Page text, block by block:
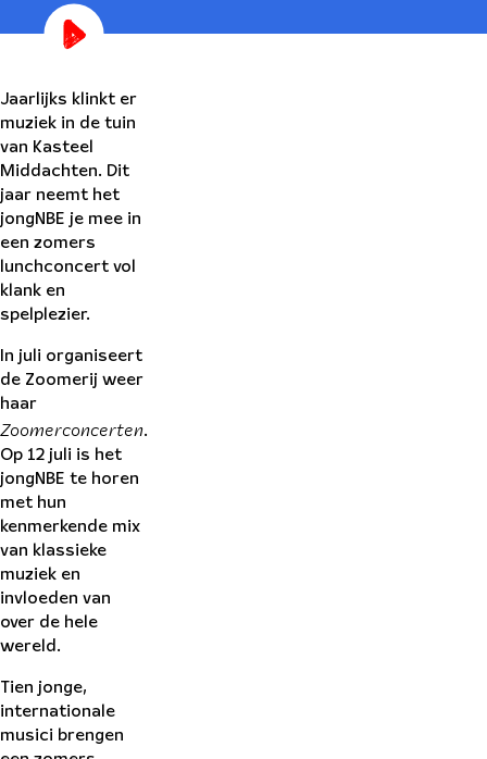
Jaarlijks klinkt er
muziek in de tuin
van Kasteel
Middachten. Dit
jaar neemt het
jongNBE je mee in
een zomers
lunchconcert vol
klank en
spelplezier.
In juli organiseert
de Zoomerij weer
haar
Zoomerconcerten.
Op 12 juli is het
jongNBE te horen
met hun
kenmerkende mix
van klassieke
muziek en
invloeden van
over de hele
wereld.
Tien jonge,
internationale
musici brengen